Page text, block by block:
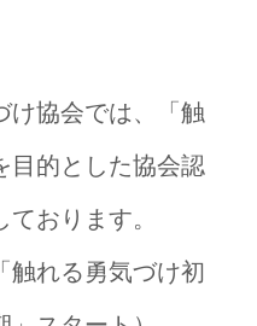
け協会では、「触
目的とした協会認
おります。
触れる勇気づけ初